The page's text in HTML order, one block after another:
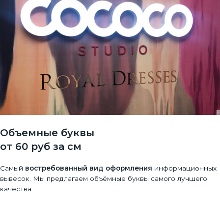
Объемные буквы
от 60 руб за см
Самый востребованный вид оформления информационных
вывесок. Мы предлагаем объёмные буквы самого лучшего
качества